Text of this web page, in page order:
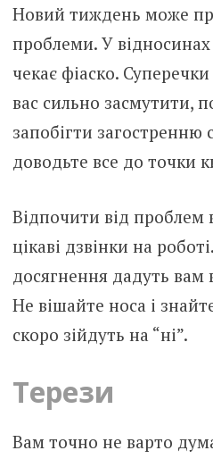
Новий тиждень може
проблеми. У
чекає фіаско.
вас сильно засмутити,
запобігти загостренню
доводьте все до точки
Відпочити від
цікаві дзвінки на
досягнення дадуть вам
Не вішайте носа і
скоро зійдуть на “ні”.
Терези
Вам точно не варто